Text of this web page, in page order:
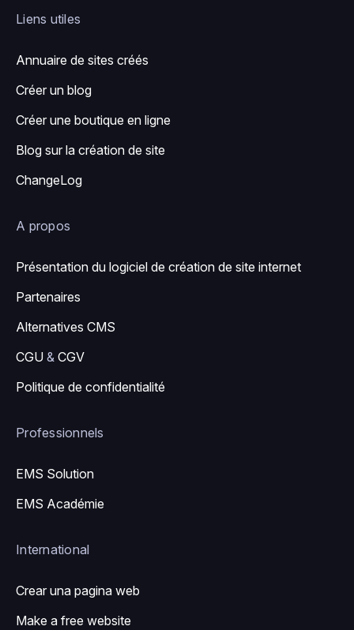
Liens utiles
Annuaire de sites créés
Créer un blog
Créer une boutique en ligne
Blog sur la création de site
ChangeLog
A propos
Présentation du logiciel de création de site internet
Partenaires
Alternatives CMS
CGU & CGV
Politique de confidentialité
Professionnels
EMS Solution
EMS Académie
International
Crear una pagina web
Make a free website